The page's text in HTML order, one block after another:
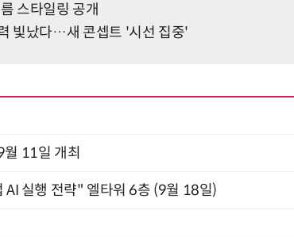
스타일링 공개
빛났다…새 콘셉트 '시선 집중'
11일 개최
AI 실행 전략" 엘타워 6층 (9월 18일)